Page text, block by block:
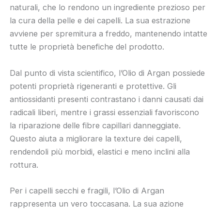
naturali, che lo rendono un ingrediente prezioso per
la cura della pelle e dei capelli. La sua estrazione
avviene per spremitura a freddo, mantenendo intatte
tutte le proprietà benefiche del prodotto.
Dal punto di vista scientifico, l’Olio di Argan possiede
potenti proprietà rigeneranti e protettive. Gli
antiossidanti presenti contrastano i danni causati dai
radicali liberi, mentre i grassi essenziali favoriscono
la riparazione delle fibre capillari danneggiate.
Questo aiuta a migliorare la texture dei capelli,
rendendoli più morbidi, elastici e meno inclini alla
rottura.
Per i capelli secchi e fragili, l’Olio di Argan
rappresenta un vero toccasana. La sua azione